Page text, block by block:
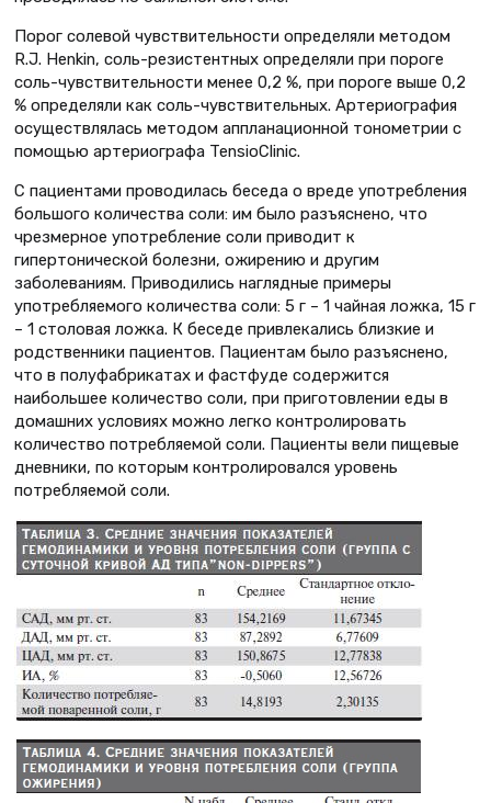
Порог солевой чувствительности определяли методом
R.J. Henkin, соль-резистентных определяли при пороге
соль-чувствительности менее 0,2 %, при пороге выше 0,2
% определяли как соль-чувствительных. Артериография
осуществлялась методом аппланационной тонометрии с
помощью артериографа TensioClinic.
С пациентами проводилась беседа о вреде употребления
большого количества соли: им было разъяснено, что
чрезмерное употребление соли приводит к
гипертонической болезни, ожирению и другим
заболеваниям. Приводились наглядные примеры
употребляемого количества соли: 5 г – 1 чайная ложка, 15 г
– 1 столовая ложка. К беседе привлекались близкие и
родственники пациентов. Пациентам было разъяснено,
что в полуфабрикатах и фастфуде содержится
наибольшее количество соли, при приготовлении еды в
домашних условиях можно легко контролировать
количество потребляемой соли. Пациенты вели пищевые
дневники, по которым контролировался уровень
потребляемой соли.